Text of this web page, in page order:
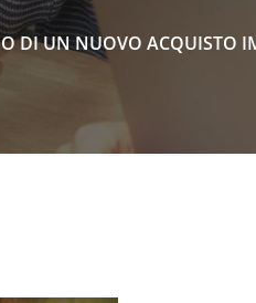
DI UN NUOVO ACQUISTO